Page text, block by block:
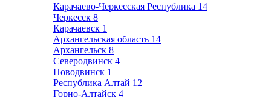
Карачаево-Черкесская Республика 14
Черкесск 8
Карачаевск 1
Архангельская область 14
Архангельск 8
Северодвинск 4
Новодвинск 1
Республика Алтай 12
Горно-Алтайск 4